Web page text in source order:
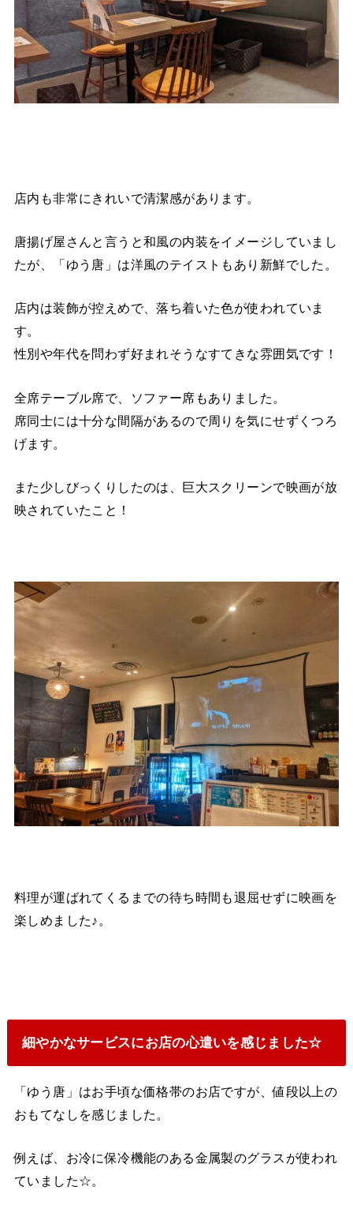
店内も非常にきれいで清潔感があります。
唐揚げ屋さんと言うと和風の内装をイメージしていまし
たが、「ゆう唐」は洋風のテイストもあり新鮮でした。
店内は装飾が控えめで、落ち着いた色が使われていま
す。
性別や年代を問わず好まれそうなすてきな雰囲気です！
全席テーブル席で、ソファー席もありました。
席同士には十分な間隔があるので周りを気にせずくつろ
げます。
また少しびっくりしたのは、巨大スクリーンで映画が放
映されていたこと！
料理が運ばれてくるまでの待ち時間も退屈せずに映画を
楽しめました♪。
細やかなサービスにお店の心遣いを感じました☆
「ゆう唐」はお手頃な価格帯のお店ですが、値段以上の
おもてなしを感じました。
例えば、お冷に保冷機能のある金属製のグラスが使われ
ていました☆。